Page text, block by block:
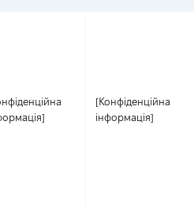
[Конфіденційна
інформація]